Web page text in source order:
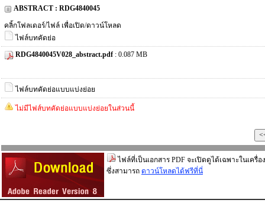
ABSTRACT : RDG4840045
คลิ้กโฟลเดอร์/ไฟล์ เพื่อเปิด/ดาวน์โหลด
ไฟล์บทคัดย่อ
RDG4840045V028_abstract.pdf : 0.087 MB
ไฟล์บทคัดย่อแบบแบ่งย่อย
ไม่มีไฟส์บทคัดย่อแบบแบ่งย่อยในส่วนนี้
ไฟล์ที่เป็นเอกสาร PDF จะเปิดดูได้เฉพาะในเครื่อ
ซึ่งสามารถ ดาวน์โหลดได้ฟรีที่นี่